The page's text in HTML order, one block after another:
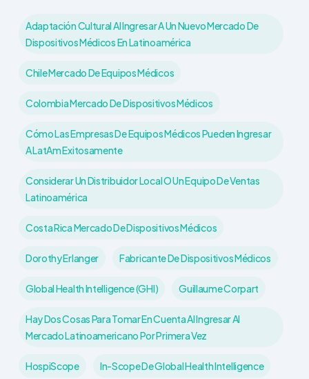
Adaptación Cultural Al Ingresar A Un Nuevo Mercado De
Dispositivos Médicos En Latinoamérica
Chile Mercado De Equipos Médicos
Colombia Mercado De Dispositivos Médicos
Cómo Las Empresas De Equipos Médicos Pueden Ingresar
A LatAm Exitosamente
Considerar Un Distribuidor Local O Un Equipo De Ventas
Latinoamérica
Costa Rica Mercado De Dispositivos Médicos
Dorothy Erlanger Fabricante De Dispositivos Médicos
Global Health Intelligence (GHI) Guillaume Corpart
Hay Dos Cosas Para Tomar En Cuenta Al Ingresar Al
Mercado Latinoamericano Por Primera Vez
HospiScope In-Scope De Global Health Intelligence